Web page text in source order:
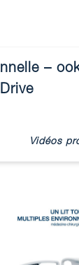
–
Vidéos